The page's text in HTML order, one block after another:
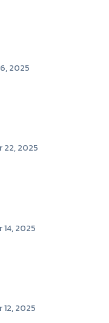
2025
22, 2025
14, 2025
12, 2025